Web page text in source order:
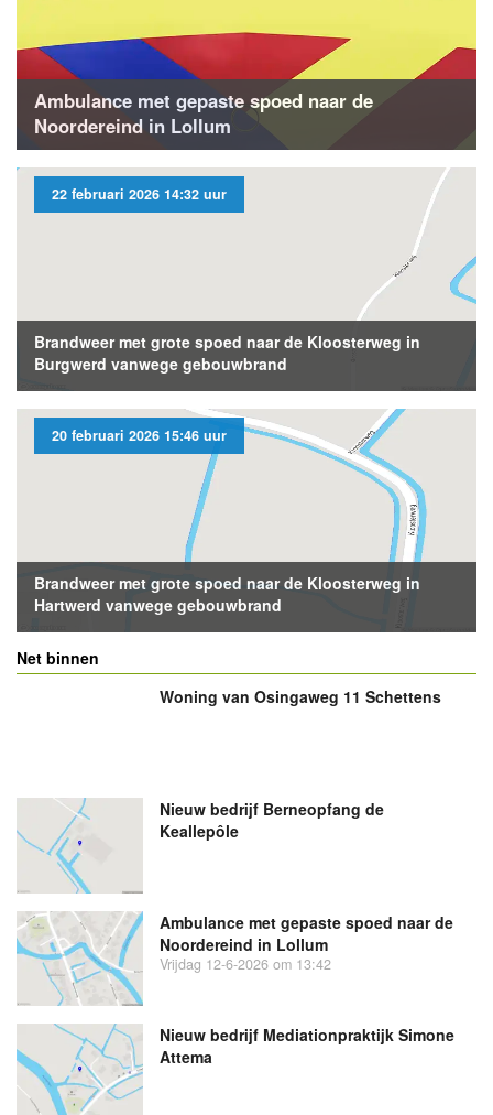
Ambulance met gepaste spoed naar de
Noordereind in Lollum
22 februari 2026 14:32 uur
Brandweer met grote spoed naar de Kloosterweg in
Burgwerd vanwege gebouwbrand
20 februari 2026 15:46 uur
Brandweer met grote spoed naar de Kloosterweg in
Hartwerd vanwege gebouwbrand
Net binnen
Woning van Osingaweg 11 Schettens
Nieuw bedrijf Berneopfang de
Keallepôle
Ambulance met gepaste spoed naar de
Noordereind in Lollum
Vrijdag 12-6-2026 om 13:42
Nieuw bedrijf Mediationpraktijk Simone
Attema